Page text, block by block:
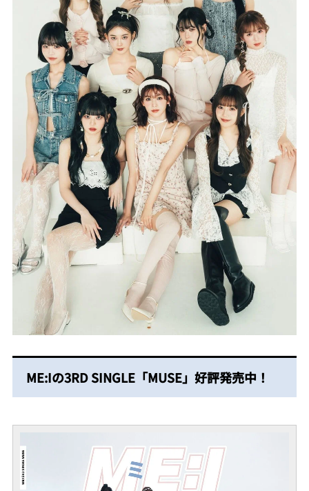
ME:Iの3RD SINGLE「MUSE」好評発売中！